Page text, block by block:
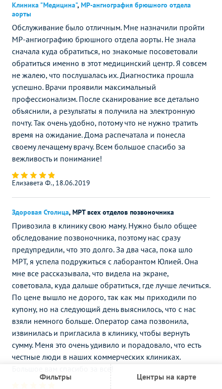
Фильтры Центры на карте
Клиника "Медицина", МР-ангиография брюшного отдела
аорты
Обслуживание было отличным. Мне назначили пройти
МР-ангиографию брюшного отдела аорты. Не знала
сначала куда обратиться, но знакомые посоветовали
обратиться именно в этот медицинский центр. Я совсем
не жалею, что послушалась их. Диагностика прошла
успешно. Врачи проявили максимальный
профессионализм. После сканирование все детально
объяснили, а результаты я получила на электронную
почту. Так очень удобно, потому что не нужно тратить
время на ожидание. Дома распечатала и понесла
своему лечащему врачу. Всем большое спасибо за
вежливость и понимание!
Елизавета Ф., 18.06.2019
Здоровая Столица, МРТ всех отделов позвоночника
Привозила в клинику свою маму. Нужно было общее
обследование позвоночника, поэтому нас сразу
предупредили, что это долго. За два часа, пока шло
МРТ, я успела подружиться с лаборантом Юлией. Она
мне все рассказывала, что видела на экране,
советовала, куда дальше обратиться, где лучше лечиться.
По цене вышло не дорого, так как мы приходили по
купону, но на следующий день выяснилось, что с нас
взяли немного больше. Оператор сама позвонила,
извинилась и пригласила в клинику, чтобы вернуть
сумму. Меня это очень удивило и порадовало, что есть
честные люди в наших коммерческих клиниках.
Большое вам спасибо за все!